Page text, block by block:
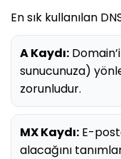
En sık kullanılan
A Kaydı:
sunucunuza)
zorunludur.
MX Kaydı: E-
alacağını